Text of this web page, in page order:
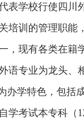
表学校行使四川
培训的管理职能
，现有各类在籍
语专业为龙头、
办学特色，包括
学考试本专科（